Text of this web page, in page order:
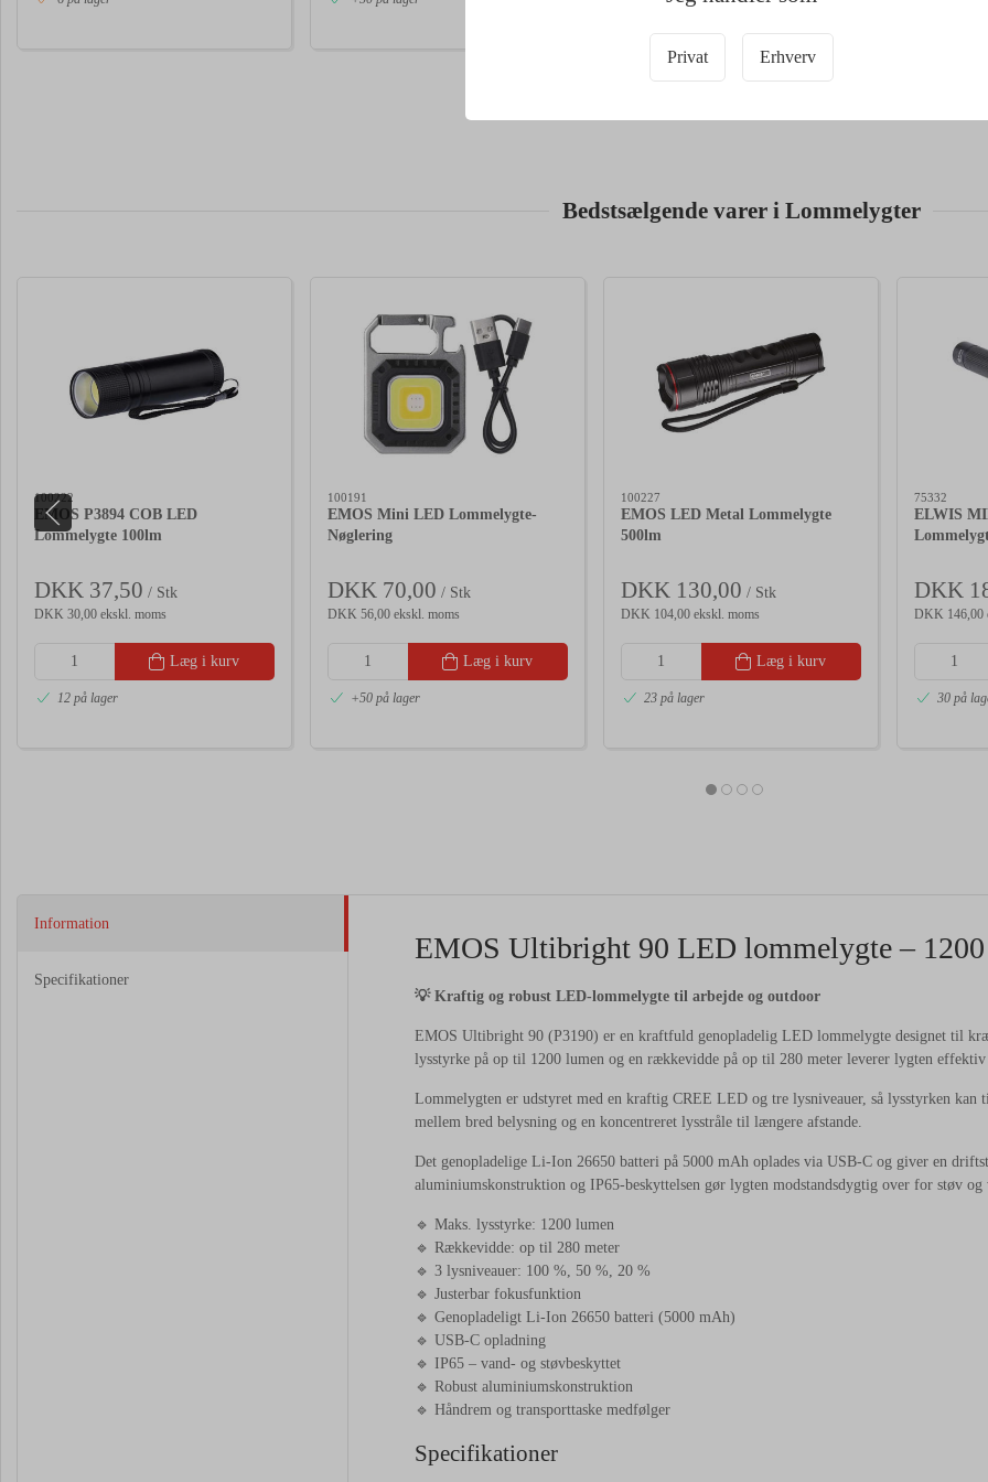
Privat Erhverv
Bedstsælgende varer i Lommelygter
100222
EMOS P3894 COB LED
Lommelygte 100lm
DKK 37,50 / Stk
DKK 30,00 ekskl. moms
Læg i kurv
12 på lager
100191
EMOS Mini LED Lommelygte-
Nøglering
DKK 70,00 / Stk
DKK 56,00 ekskl. moms
Læg i kurv
+50 på lager
100227
EMOS LED Metal Lommelygte
500lm
DKK 130,00 / Stk
DKK 104,00 ekskl. moms
Læg i kurv
23 på lager
75332
ELWIS
DKK
DKK 146,00
30 på
Information
Specifikationer
EMOS Ultibright 90 LED lommelygte –
💡 Kraftig og robust LED-lommelygte til arbejde og outdoor
EMOS Ultibright 90 (P3190) er en kraftfuld genopladelig LED lommelygte designet til
lysstyrke på op til 1200 lumen og en rækkevidde på op til 280 meter leverer lygten
Lommelygten er udstyret med en kraftig CREE LED og tre lysniveauer, så lysstyrken
mellem bred belysning og en koncentreret lysstråle til længere afstande.
Det genopladelige Li-Ion 26650 batteri på 5000 mAh oplades via USB-C og giver en
aluminiumskonstruktion og IP65-beskyttelsen gør lygten modstandsdygtig over for støv
🔹 Maks. lysstyrke: 1200 lumen
🔹 Rækkevidde: op til 280 meter
🔹 3 lysniveauer: 100 %, 50 %, 20 %
🔹 Justerbar fokusfunktion
🔹 Genopladeligt Li-Ion 26650 batteri (5000 mAh)
🔹 USB-C opladning
🔹 IP65 – vand- og støvbeskyttet
🔹 Robust aluminiumskonstruktion
🔹 Håndrem og transporttaske medfølger
Specifikationer